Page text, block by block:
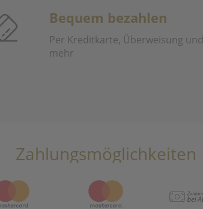
Bequem bezahlen
Per Kreditkarte, Überweisung und
mehr
Zahlungsmöglichkeiten